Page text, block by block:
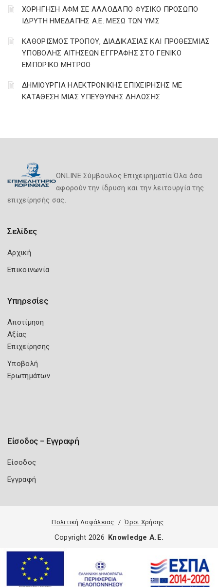
ΧΟΡΗΓΗΣΗ ΑΦΜ ΣΕ ΑΛΛΟΔΑΠΟ ΦΥΣΙΚΟ ΠΡΟΣΩΠΟ
ΙΔΡΥΤΗ ΗΜΕΔΑΠΗΣ Α.Ε. ΜΕΣΩ ΤΩΝ ΥΜΣ
ΚΑΘΟΡΙΣΜΟΣ ΤΡΟΠΟΥ, ΔΙΑΔΙΚΑΣΙΑΣ ΚΑΙ ΠΡΟΘΕΣΜΙΑΣ
ΥΠΟΒΟΛΗΣ ΑΙΤΗΣΕΩΝ ΕΓΓΡΑΦΗΣ ΣΤΟ ΓΕΝΙΚΟ
ΕΜΠΟΡΙΚΟ ΜΗΤΡΩΟ
ΔΗΜΙΟΥΡΓΙΑ ΗΛΕΚΤΡΟΝΙΚΗΣ ΕΠΙΧΕΙΡΗΣΗΣ ΜΕ
ΚΑΤΑΘΕΣΗ ΜΙΑΣ ΥΠΕΥΘΥΝΗΣ ΔΗΛΩΣΗΣ
ONLINE Σύμβουλος Επιχειρηματία Όλα όσα
αφορούν την ίδρυση και την λειτουργία της
επιχείρησής σας.
Σελίδες
Αρχική
Επικοινωνία
Υπηρεσίες
Αποτίμηση
Αξίας
Επιχείρησης
Υποβολή
Ερωτημάτων
Είσοδος – Εγγραφή
Είσοδος
Εγγραφή
Πολιτική Ασφάλειας Όροι Χρήσης
Copyright 2026 Knowledge A.E.